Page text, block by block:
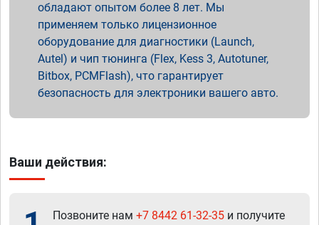
обладают опытом более 8 лет. Мы
применяем только лицензионное
оборудование для диагностики (Launch,
Autel) и чип тюнинга (Flex, Kess 3, Autotuner,
Bitbox, PCMFlash), что гарантирует
безопасность для электроники вашего авто.
Ваши действия:
Позвоните нам +7 8442 61-32-35 и получите